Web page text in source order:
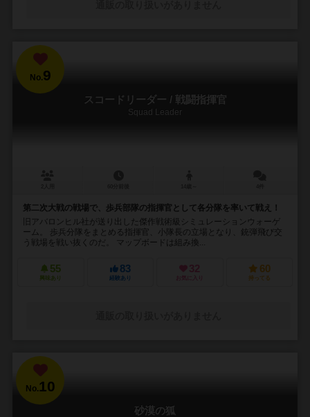
No.9
スコードリーダー / 戦闘指揮官
Squad Leader
第二次大戦の戦場で、歩兵部隊の指揮官として各分隊を率いて戦え！
旧アバロンヒル社が送り出した傑作戦術級シミュレーションウォーゲ
ーム。 歩兵分隊をまとめる指揮官、小隊長の立場となり、銃弾飛び交
う戦場を戦い抜くのだ。 マップボードは組み換...
55
興味あり
83
経験あり
32
お気に入り
60
持ってる
No. 10
砂漠の狐